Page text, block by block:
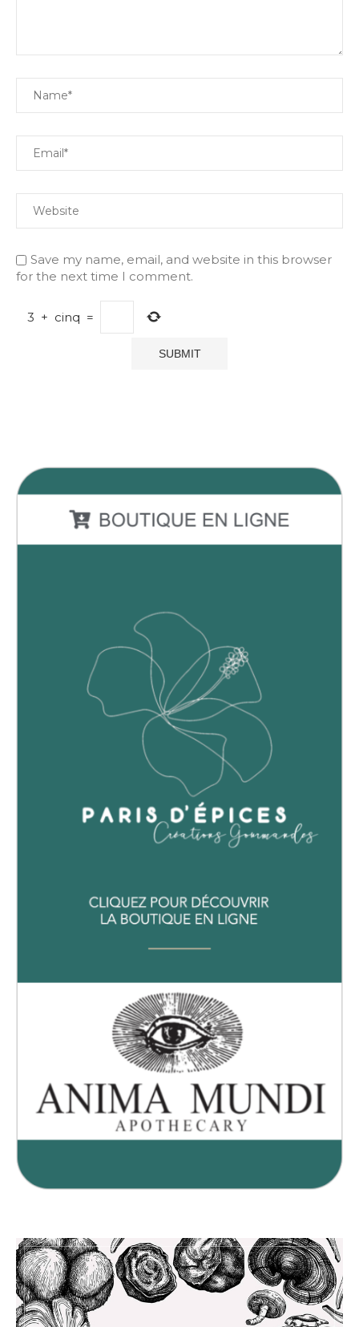
Save my name, email, and website in this browser
for the next time I comment.
3 + cinq =